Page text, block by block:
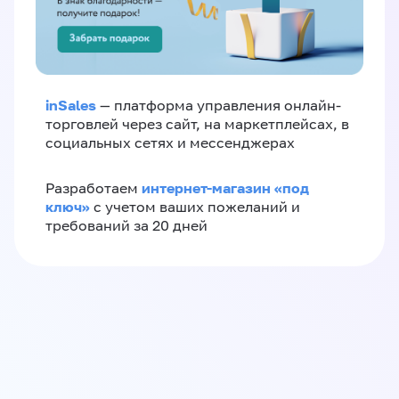
inSales — платформа управления онлайн-
торговлей через сайт, на маркетплейсах, в
социальных сетях и мессенджерах
Разработаем интернет-магазин «‎под
ключ»‎ с учетом ваших пожеланий и
требований за 20 дней